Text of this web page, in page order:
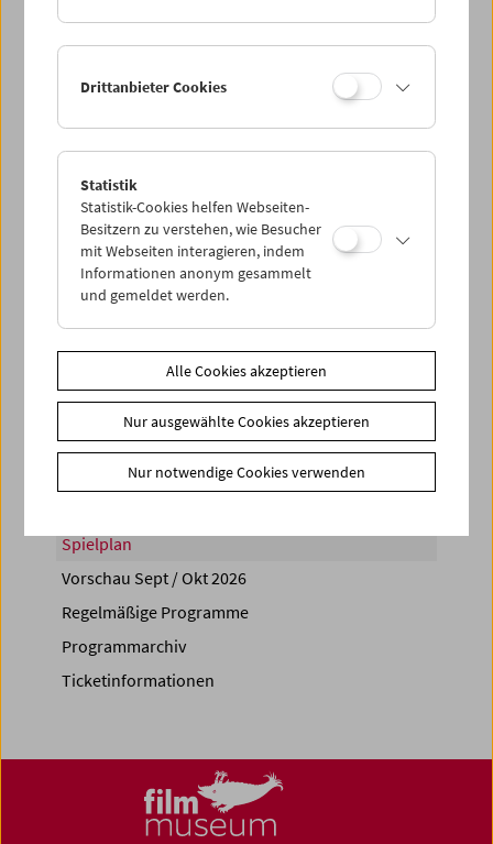
Sa 18.6.
PROGRAMM ÜBERBLICK
Share on
Spielplan
Vorschau Sept / Okt 2026
Regelmäßige Programme
Programmarchiv
Ticketinformationen
Drittanbieter Cookies
Statistik
Statistik-Cookies helfen Webseiten-
Besitzern zu verstehen, wie Besucher
mit Webseiten interagieren, indem
Informationen anonym gesammelt
und gemeldet werden.
Alle Cookies akzeptieren
Nur ausgewählte Cookies akzeptieren
Nur notwendige Cookies verwenden